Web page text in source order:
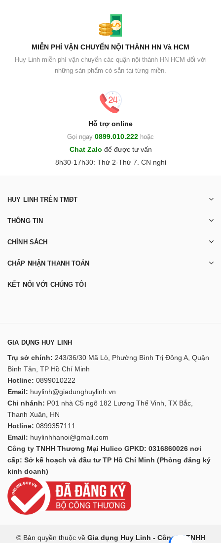
MIỄN PHÍ VẬN CHUYỂN NỘI THÀNH HN Và HCM
Huy Linh miễn phí vận chuyển các quận nội thành HN HCM đối với
những sản phẩm có sẵn tại từng miền.
Hỗ trợ online
Gọi ngay 0899.010.222 hoặc
Chat Zalo để được tư vấn
8h30-17h30: Thứ 2-Thứ 7. CN nghỉ
HUY LINH TRÊN TMĐT
THÔNG TIN
CHÍNH SÁCH
CHẤP NHẬN THANH TOÁN
KẾT NỐI VỚI CHÚNG TÔI
GIA DỤNG HUY LINH
Trụ sở chính: 243/36/30 Mã Lò, Phường Bình Trị Đông A, Quận
Bình Tân, TP Hồ Chí Minh
Hotline: 0899010222
Email: huylinh@giadunghuylinh.vn
Chi nhánh: P01 nhà C5 ngõ 182 Lương Thế Vinh, TX Bắc,
Thanh Xuân, HN
Hotline: 0899357111
Email: huylinhhanoi@gmail.com
Công ty TNHH Thương Mại Hulico GPKD: 0316860026 nơi
cấp: Sở kế hoạch và đầu tư TP Hồ Chí Minh (Phòng đăng ký
kinh doanh)
© Bản quyền thuộc về Gia dụng Huy Linh - Công ty TNHH